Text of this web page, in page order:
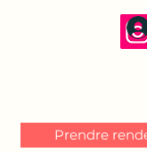
Prendre